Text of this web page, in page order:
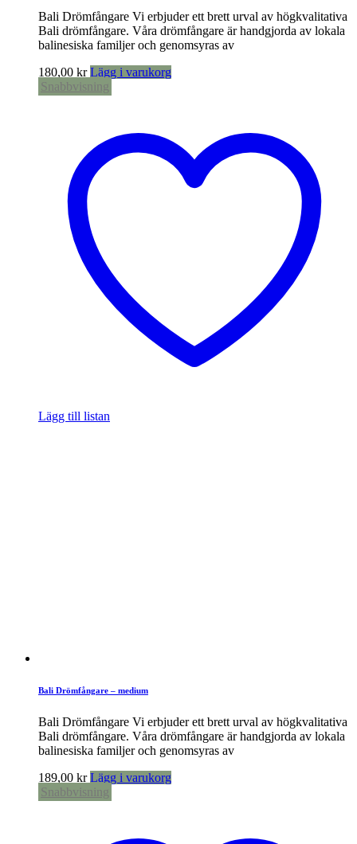
Bali Drömfångare Vi erbjuder ett brett urval av högkvalitativa
Bali drömfångare. Våra drömfångare är handgjorda av lokala
balinesiska familjer och genomsyras av
180,00 kr Lägg i varukorg
Snabbvisning
Lägg till listan
Bali Drömfångare – medium
Bali Drömfångare Vi erbjuder ett brett urval av högkvalitativa
Bali drömfångare. Våra drömfångare är handgjorda av lokala
balinesiska familjer och genomsyras av
189,00 kr Lägg i varukorg
Snabbvisning